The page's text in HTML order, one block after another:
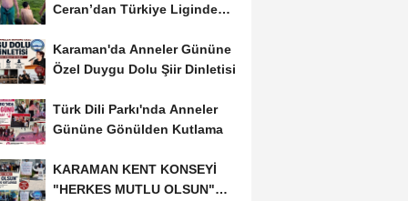
Ceran’dan Türkiye Liginde
Karaman'da Anneler Gününe
Özel Duygu Dolu Şiir Dinletisi
Türk Dili Parkı'nda Anneler
Gününe Gönülden Kutlama
KARAMAN KENT KONSEYİ
"HERKES MUTLU OLSUN"